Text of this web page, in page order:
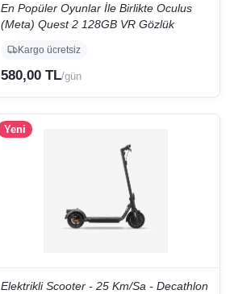
En Popüler Oyunlar İle Birlikte Oculus
(Meta) Quest 2 128GB VR Gözlük
Kargo ücretsiz
580,00 TL/gün
Yeni
Elektrikli Scooter - 25 Km/Sa - Decathlon